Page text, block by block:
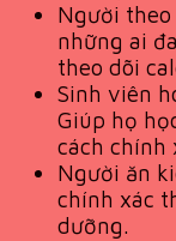
Người
những ai
theo dõi
Sinh viên
Giúp họ
cách chính
Người ăn
chính xác
dưỡng.